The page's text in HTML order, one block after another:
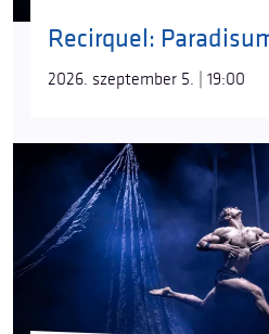
Recirquel:
2026. szeptember 5. | 19:00